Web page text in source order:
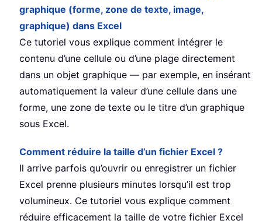
graphique (forme, zone de texte, image,
graphique) dans Excel
Ce tutoriel vous explique comment intégrer le
contenu d’une cellule ou d’une plage directement
dans un objet graphique — par exemple, en insérant
automatiquement la valeur d’une cellule dans une
forme, une zone de texte ou le titre d’un graphique
sous Excel.
Comment réduire la taille d’un fichier Excel ?
Il arrive parfois qu’ouvrir ou enregistrer un fichier
Excel prenne plusieurs minutes lorsqu’il est trop
volumineux. Ce tutoriel vous explique comment
réduire efficacement la taille de votre fichier Excel